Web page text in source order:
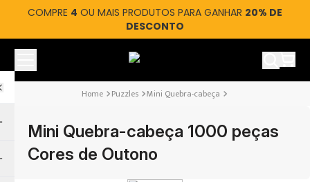
COMPRE 4 OU MAIS PRODUTOS PARA GANHAR 20% DE
DESCONTO
Ver
Puzzles Mini Quebra-cabeça
Mini Quebra-cabeça 1000 peças
Cores de Outono